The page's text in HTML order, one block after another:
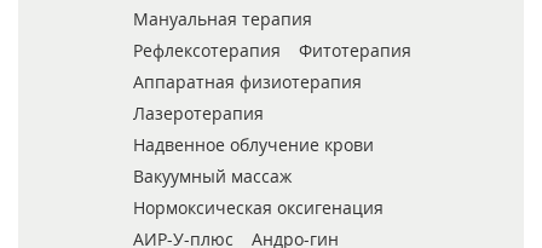
Мануальная терапия
Рефлексотерапия
Фитотерапия
Аппаратная физиотерапия
Лазеротерапия
Надвенное облучение крови
Вакуумный массаж
Нормоксическая оксигенация
АИР-У-плюс
Андро-гин